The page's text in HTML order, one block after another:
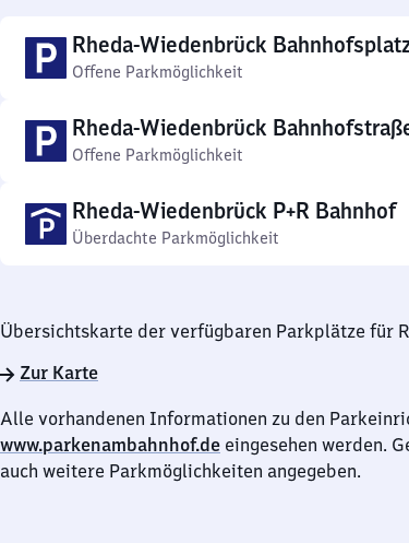
Rheda-Wiedenbrück
Offene Parkmöglichkeit
Rheda-Wiedenbrück
Offene Parkmöglichkeit
Rheda-Wiedenbrück P+R Bahnhof
Überdachte Parkmöglichkeit
Übersichtskarte der verfügbaren Parkplätze für
Zur Karte
Alle vorhandenen Informationen zu den
www.parkenambahnhof.de eingesehen werden.
auch weitere Parkmöglichkeiten angegeben.